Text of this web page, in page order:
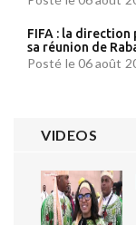
FIFA : la
sa réunion de
Posté le 06 août
VIDEOS